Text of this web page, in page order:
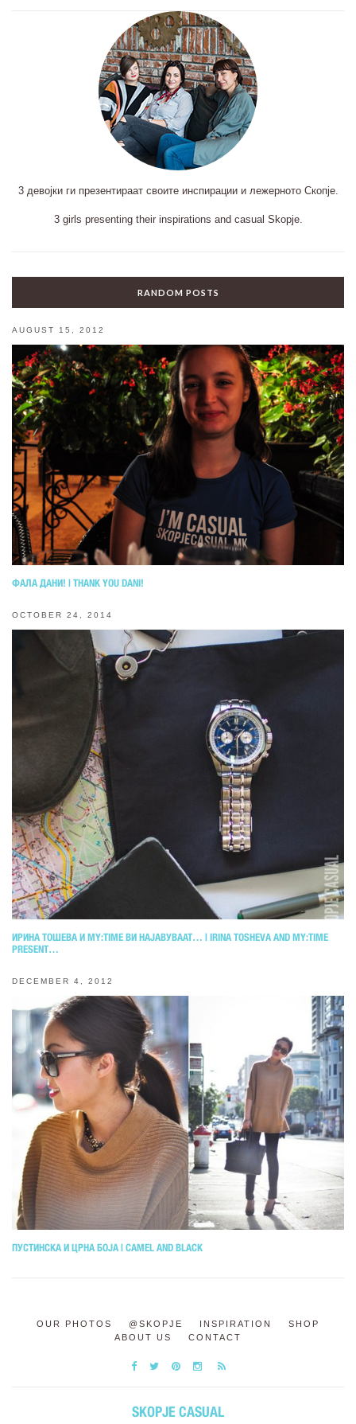
3 девојки ги презентираат своите инспирации и лежерното Скопје.
3 girls presenting their inspirations and casual Skopje.
RANDOM POSTS
AUGUST 15, 2012
ФАЛА ДАНИ! | THANK YOU DANI!
OCTOBER 24, 2014
ИРИНА ТОШЕВА И MY:TIME ВИ НАЈАВУВААТ… | IRINA TOSHEVA AND MY:TIME
PRESENT…
DECEMBER 4, 2012
ПУСТИНСКА И ЦРНА БОЈА | CAMEL AND BLACK
OUR PHOTOS @SKOPJE INSPIRATION
SHOP
ABOUT US
CONTACT
SKOPJE CASUAL